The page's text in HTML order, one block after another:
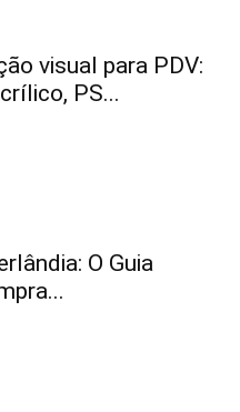
visual para PDV:
PS...
O Guia